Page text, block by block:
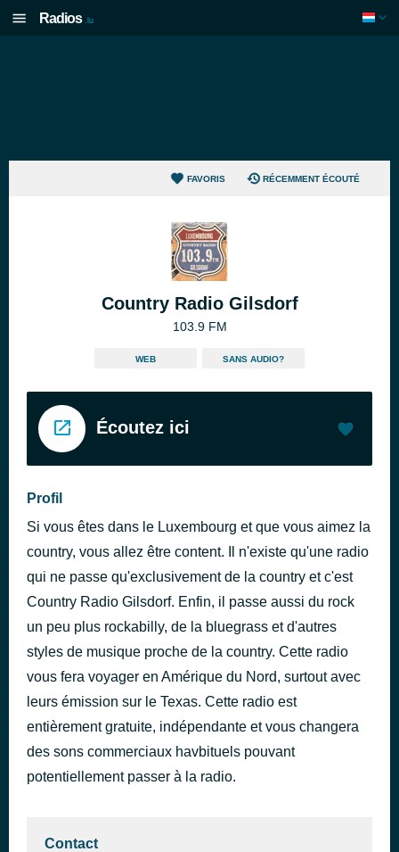
Radios .lu
FAVORIS RÉCEMMENT ÉCOUTÉ
Country Radio Gilsdorf
103.9 FM
WEB SANS AUDIO?
Écoutez ici
Profil
Si vous êtes dans le Luxembourg et que vous aimez la
country, vous allez être content. Il n'existe qu'une radio
qui ne passe qu'exclusivement de la country et c'est
Country Radio Gilsdorf. Enfin, il passe aussi du rock
un peu plus rockabilly, de la bluegrass et d'autres
styles de musique proche de la country. Cette radio
vous fera voyager en Amérique du Nord, surtout avec
leurs émission sur le Texas. Cette radio est
entièrement gratuite, indépendante et vous changera
des sons commerciaux havbituels pouvant
potentiellement passer à la radio.
Contact